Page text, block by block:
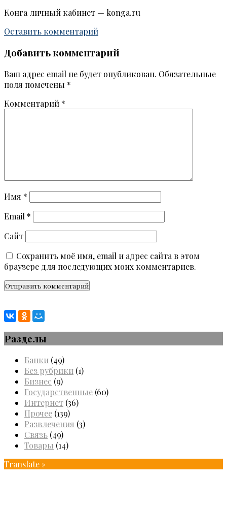
Конга личный кабинет — konga.ru
Оставить комментарий
Добавить комментарий
Ваш адрес email не будет опубликован. Обязательные
поля помечены *
Комментарий *
Имя *
Email *
Сайт
Сохранить моё имя, email и адрес сайта в этом
браузере для последующих моих комментариев.
Разделы
Банки (49)
Без рубрики (1)
Бизнес (9)
Государственные (60)
Интернет (36)
Прочее (139)
Развлечения (3)
Связь (49)
Товары (14)
Translate »